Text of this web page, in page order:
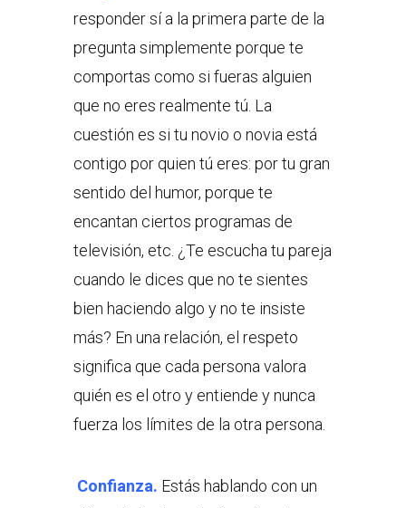
responder sí a la primera parte de la
pregunta simplemente porque te
comportas como si fueras alguien
que no eres realmente tú. La
cuestión es si tu novio o novia está
contigo por quien tú eres: por tu gran
sentido del humor, porque te
encantan ciertos programas de
televisión, etc. ¿Te escucha tu pareja
cuando le dices que no te sientes
bien haciendo algo y no te insiste
más? En una relación, el respeto
significa que cada persona valora
quién es el otro y entiende y nunca
fuerza los límites de la otra persona.
Confianza. Estás hablando con un